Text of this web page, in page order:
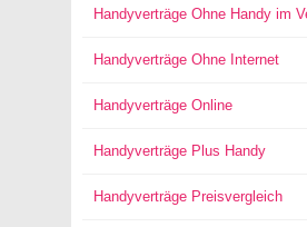
Handyverträge Ohne Handy im
Handyverträge Ohne Internet
Handyverträge Online
Handyverträge Plus Handy
Handyverträge Preisvergleich